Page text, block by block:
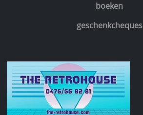
boeken
geschenkcheques